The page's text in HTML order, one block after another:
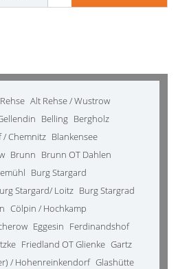
Alt Rehse / Wustrow
Belling Bergholz
/ Chemnitz Blankensee
Brunn Brunn OT Dahlen
Burg Stargard
Stargard/ Loitz Burg Stargrad
Cölpin / Hochkamp
Eggesin Ferdinandshof
Friedland OT Glienke Gartz
/ Hohenreinkendorf Glashütte